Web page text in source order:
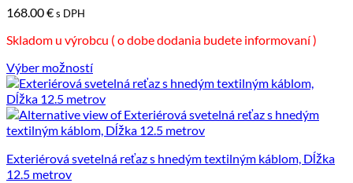
168.00€s DPH
Skladom u výrobcu ( o dobe dodania budete informovaní )
Výber možností
Tento
produkt
má
viacero
variantov.
Možnosti
si
Exteriérová svetelná reťaz s hnedým textilným káblom, Dĺžka
12.5 metrov